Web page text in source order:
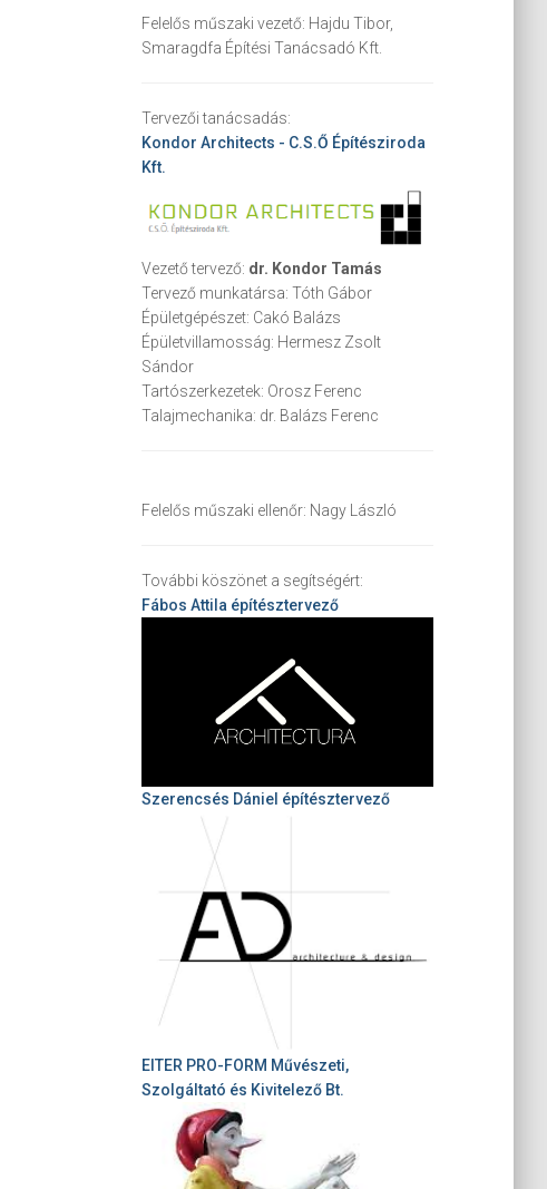
Felelős műszaki vezető: Hajdu Tibor,
Smaragdfa Építési Tanácsadó Kft.
Tervezői tanácsadás:
Kondor Architects - C.S.Ő Építésziroda
Kft.
Vezető tervező: dr. Kondor Tamás
Tervező munkatársa: Tóth Gábor
Épületgépészet: Cakó Balázs
Épületvillamosság: Hermesz Zsolt
Sándor
Tartószerkezetek: Orosz Ferenc
Talajmechanika: dr. Balázs Ferenc
Felelős műszaki ellenőr: Nagy László
További köszönet a segítségért:
Fábos Attila építésztervező
Szerencsés Dániel építésztervező
EITER PRO-FORM Művészeti,
Szolgáltató és Kivitelező Bt.